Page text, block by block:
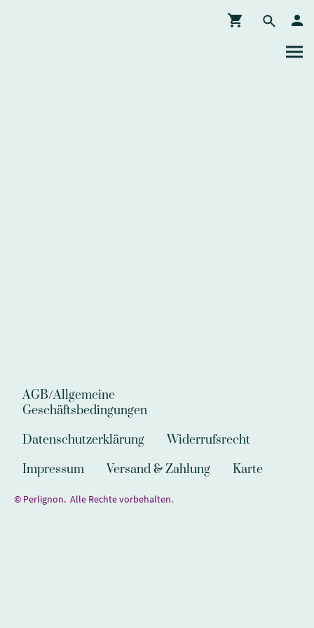
AGB/Allgemeine
Geschäftsbedingungen
Datenschutzerklärung
Widerrufsrecht
Impressum
Versand & Zahlung Karte
© Perlignon. Alle Rechte vorbehalten.